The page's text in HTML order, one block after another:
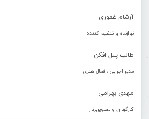
آرشام غفوری
نوازنده و تنظیم کننده
طالب پیل افکن
مدیر اجرایی ، فعال هنری
مهدی بهرامی
کارگردان و تصویربردار